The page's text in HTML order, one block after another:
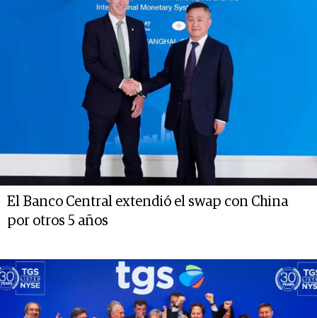
El Banco Central extendió el swap con China
por otros 5 años